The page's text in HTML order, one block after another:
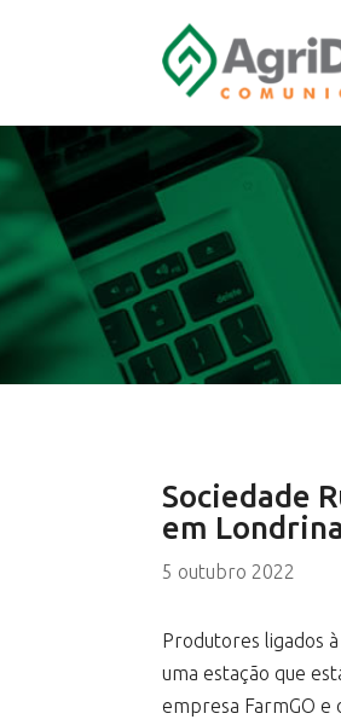
Sociedade
em
5 outubro 2022
Produtores ligados
uma estação que
empresa FarmGO e